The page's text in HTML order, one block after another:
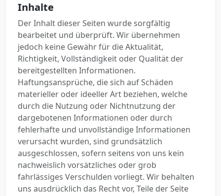
Inhalte
Der Inhalt dieser Seiten wurde sorgfältig
bearbeitet und überprüft. Wir übernehmen
jedoch keine Gewähr für die Aktualität,
Richtigkeit, Vollständigkeit oder Qualität der
bereitgestellten Informationen.
Haftungsansprüche, die sich auf Schäden
materieller oder ideeller Art beziehen, welche
durch die Nutzung oder Nichtnutzung der
dargebotenen Informationen oder durch
fehlerhafte und unvollständige Informationen
verursacht wurden, sind grundsätzlich
ausgeschlossen, sofern seitens von uns kein
nachweislich vorsätzliches oder grob
fahrlässiges Verschulden vorliegt. Wir behalten
uns ausdrücklich das Recht vor, Teile der Seite